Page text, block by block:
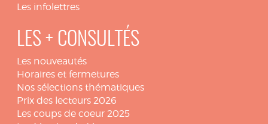
Les infolettres
LES + CONSULTÉS
Les nouveautés
Horaires et fermetures
Nos sélections thématiques
Prix des lecteurs 2026
Les coups de coeur 2025